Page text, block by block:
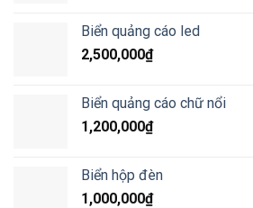
Biển quảng cáo led
2,500,000₫
Biển quảng cáo chữ nổi
1,200,000₫
Biển hộp đèn
1,000,000₫